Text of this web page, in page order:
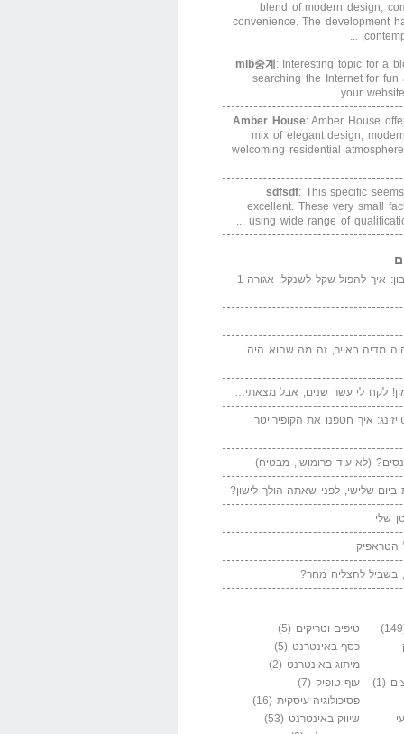
blend of modern design,
convenience. The development
mlb중계 : Interesting topic for a
searching the Internet for fun
your
Amber House: Amber House
mix of elegant design,
welcoming residential
sdfsdf: This specific
excellent. These very small
using wide range of
המדייה באייר הנבון: איך להפול שקל לשנקל; אגורה 1
מדיה באייר, זה מה שהוא היה
לקח לי עשר שנים, אבל מצאתי…
איך חטפנו את הקופירייטר
(לא עוד פרומושן, מבטיח)
שלישי, לפני שאתה הולך לישון?
שלי
הטראפיק
בשביל להצליח מחר?
טיפים וטריקים (5)
כסף באינטרנט (5)
מיתוג באינטרנט (2)
(1) עוף טופיק (7)
פסיכולוגיה עיסקית (16)
שיווק באינטרנט (53)